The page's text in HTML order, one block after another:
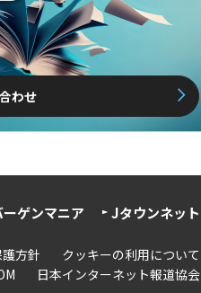
わせ
ゲンマニア Jタウンネット
方針
クッキーの利用について
日本インターネット報道協会